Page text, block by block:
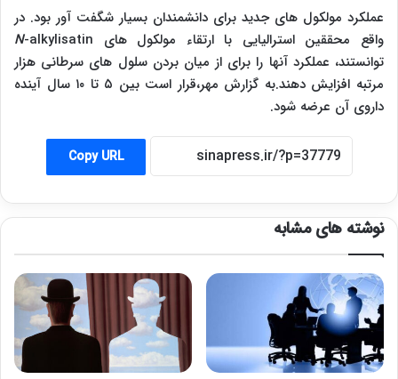
عملکرد مولکول های جدید برای دانشمندان بسیار شگفت آور بود. در
واقع محققین استرالیایی با ارتقاء مولکول های
N-alkylisatin
توانستند، عملکرد آنها را برای از میان بردن سلول های سرطانی هزار
مرتبه افزایش دهند.به گزارش مهر،قرار است بین ۵ تا ۱۰ سال آینده
داروی آن عرضه شود.
Copy URL
نوشته های مشابه